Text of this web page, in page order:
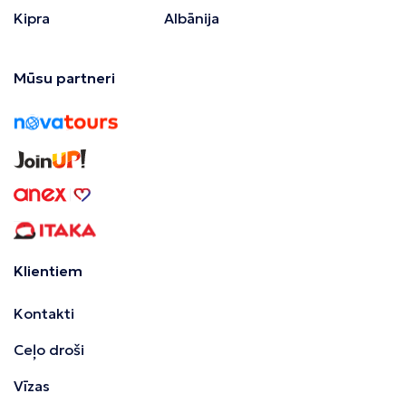
Kipra
Albānija
Mūsu partneri
Klientiem
Kontakti
Ceļo droši
Vīzas